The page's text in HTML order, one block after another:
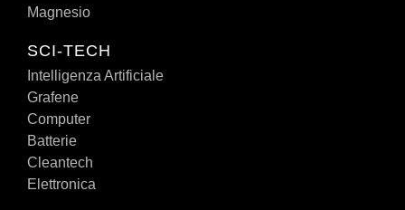
Magnesio
SCI-TECH
Intelligenza Artificiale
Grafene
Computer
Batterie
Cleantech
Elettronica